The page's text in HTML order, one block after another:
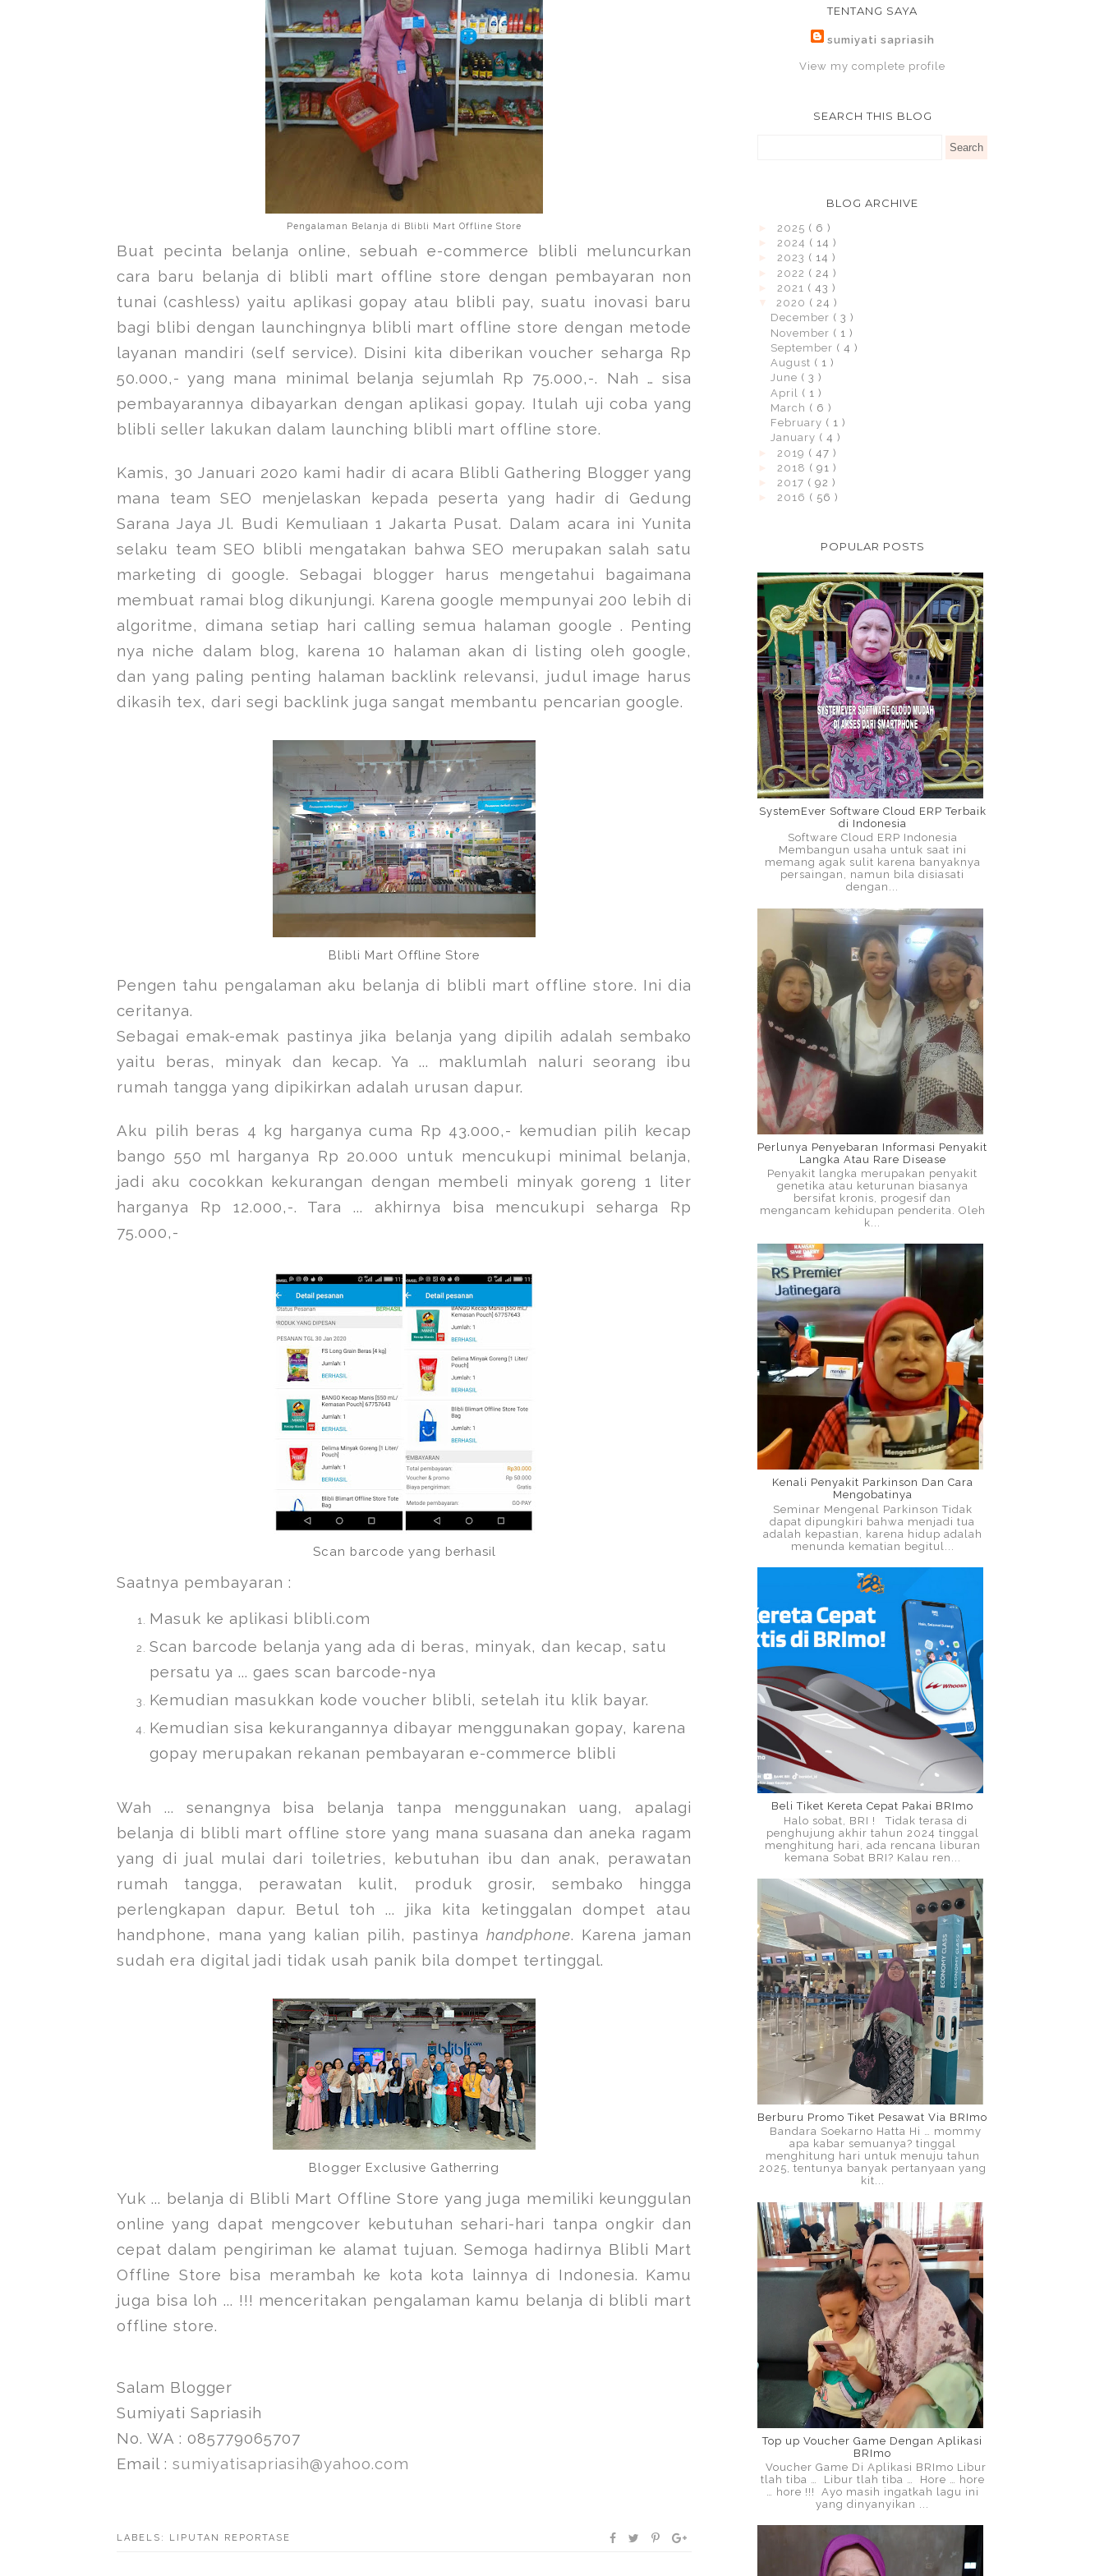
Pengalaman Belanja di Blibli Mart Offline Store
Buat pecinta belanja online, sebuah e-commerce blibli meluncurkan
cara baru belanja di blibli mart offline store dengan pembayaran non
tunai (cashless) yaitu aplikasi gopay atau blibli pay, suatu inovasi baru
bagi blibi dengan launchingnya blibli mart offline store dengan metode
layanan mandiri (self service). Disini kita diberikan voucher seharga Rp
50.000,- yang mana minimal belanja sejumlah Rp 75.000,-. Nah … sisa
pembayarannya dibayarkan dengan aplikasi gopay. Itulah uji coba yang
blibli seller lakukan dalam launching blibli mart offline store.
Kamis, 30 Januari 2020 kami hadir di acara Blibli Gathering Blogger yang
mana team SEO menjelaskan kepada peserta yang hadir di Gedung
Sarana Jaya Jl. Budi Kemuliaan 1 Jakarta Pusat. Dalam acara ini Yunita
selaku team SEO blibli mengatakan bahwa SEO merupakan salah satu
marketing di google. Sebagai blogger harus mengetahui bagaimana
membuat ramai blog dikunjungi. Karena google mempunyai 200 lebih di
algoritme, dimana setiap hari calling semua halaman google . Penting
nya niche dalam blog, karena 10 halaman akan di listing oleh google,
dan yang paling penting halaman backlink relevansi, judul image harus
dikasih tex, dari segi backlink juga sangat membantu pencarian google.
Blibli Mart Offline Store
Pengen tahu pengalaman aku belanja di blibli mart offline store. Ini dia
ceritanya.
Sebagai emak-emak pastinya jika belanja yang dipilih adalah sembako
yaitu beras, minyak dan kecap. Ya ... maklumlah naluri seorang ibu
rumah tangga yang dipikirkan adalah urusan dapur.
Aku pilih beras 4 kg harganya cuma Rp 43.000,- kemudian pilih kecap
bango 550 ml harganya Rp 20.000 untuk mencukupi minimal belanja,
jadi aku cocokkan kekurangan dengan membeli minyak goreng 1 liter
harganya Rp 12.000,-. Tara ... akhirnya bisa mencukupi seharga Rp
75.000,-
Scan barcode yang berhasil
Saatnya pembayaran :
Masuk ke aplikasi blibli.com
Scan barcode belanja yang ada di beras, minyak, dan kecap, satu
persatu ya ... gaes scan barcode-nya
Kemudian masukkan kode voucher blibli, setelah itu klik bayar.
Kemudian sisa kekurangannya dibayar menggunakan gopay, karena
gopay merupakan rekanan pembayaran e-commerce blibli
Wah ... senangnya bisa belanja tanpa menggunakan uang, apalagi
belanja di blibli mart offline store yang mana suasana dan aneka ragam
yang di jual mulai dari toiletries, kebutuhan ibu dan anak, perawatan
rumah tangga, perawatan kulit, produk grosir, sembako hingga
perlengkapan dapur. Betul toh ... jika kita ketinggalan dompet atau
handphone, mana yang kalian pilih, pastinyahandphone. Karena jaman
sudah era digital jadi tidak usah panik bila dompet tertinggal.
Blogger Exclusive Gatherring
Yuk ... belanja di Blibli Mart Offline Store yang juga memiliki keunggulan
online yang dapat mengcover kebutuhan sehari-hari tanpa ongkir dan
cepat dalam pengiriman ke alamat tujuan. Semoga hadirnya Blibli Mart
Offline Store bisa merambah ke kota kota lainnya di Indonesia. Kamu
juga bisa loh ... !!! menceritakan pengalaman kamu belanja di blibli mart
offline store.
Salam Blogger
Sumiyati Sapriasih
No. WA : 085779065707
Email : sumiyatisapriasih@yahoo.com
LABELS: LIPUTAN REPORTASE
TENTANG SAYA
sumiyati sapriasih
View my complete profile
SEARCH THIS BLOG
BLOG ARCHIVE
2025 ( 6 )
2024 ( 14 )
2023 ( 14 )
2022 ( 24 )
2021 ( 43 )
2020 ( 24 )
December ( 3 )
November ( 1 )
September ( 4 )
August ( 1 )
June ( 3 )
April ( 1 )
March ( 6 )
February ( 1 )
January ( 4 )
2019 ( 47 )
2018 ( 91 )
2017 ( 92 )
2016 ( 56 )
POPULAR POSTS
SystemEver Software Cloud ERP Terbaik
di Indonesia
Software Cloud ERP Indonesia
Membangun usaha untuk saat ini
memang agak sulit karena banyaknya
persaingan, namun bila disiasati
dengan...
Perlunya Penyebaran Informasi Penyakit
Langka Atau Rare Disease
Penyakit langka merupakan penyakit
genetika atau keturunan biasanya
bersifat kronis, progesif dan
mengancam kehidupan penderita. Oleh
k...
Kenali Penyakit Parkinson Dan Cara
Mengobatinya
Seminar Mengenal Parkinson Tidak
dapat dipungkiri bahwa menjadi tua
adalah kepastian, karena hidup adalah
menunda kematian begitul...
Beli Tiket Kereta Cepat Pakai BRImo
Halo sobat, BRI ! Tidak terasa di
penghujung akhir tahun 2024 tinggal
menghitung hari, ada rencana liburan
kemana Sobat BRI? Kalau ren...
Berburu Promo Tiket Pesawat Via BRImo
Bandara Soekarno Hatta Hi … mommy
apa kabar semuanya? tinggal
menghitung hari untuk menuju tahun
2025, tentunya banyak pertanyaan yang
kit...
Top up Voucher Game Dengan Aplikasi
BRImo
Voucher Game Di Aplikasi BRImo Libur
tlah tiba … Libur tlah tiba … Hore … hore
… hore !!! Ayo masih ingatkah lagu ini
yang dinyanyikan ...